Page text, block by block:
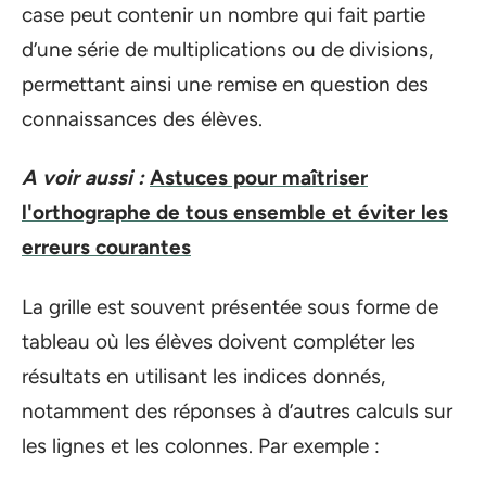
case peut contenir un nombre qui fait partie
d’une série de multiplications ou de divisions,
permettant ainsi une remise en question des
connaissances des élèves.
A voir aussi : Astuces pour maîtriser
l'orthographe de tous ensemble et éviter les
erreurs courantes
La grille est souvent présentée sous forme de
tableau où les élèves doivent compléter les
résultats en utilisant les indices donnés,
notamment des réponses à d’autres calculs sur
les lignes et les colonnes. Par exemple :